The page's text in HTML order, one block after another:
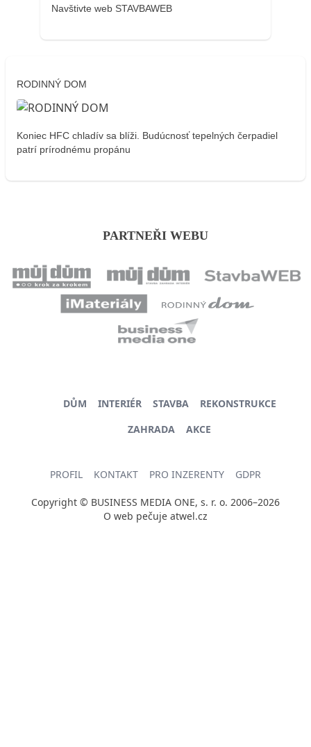
Navštivte web STAVBAWEB
RODINNÝ DOM
Koniec HFC chladív sa blíži. Budúcnosť tepelných čerpadiel
patrí prírodnému propánu
PARTNEŘI WEBU
DŮM INTERIÉR STAVBA
REKONSTRUKCE
ZAHRADA
AKCE
PROFIL KONTAKT PRO INZERENTY GDPR
Copyright © BUSINESS MEDIA ONE, s. r. o. 2006–2026